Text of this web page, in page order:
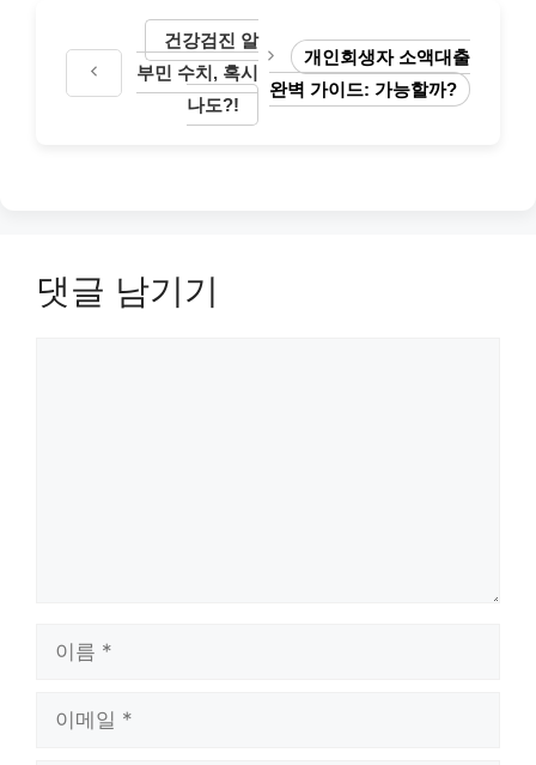
건강검진 알
부민 수치, 혹시
나도?!
개인회생자 소액대출
완벽 가이드: 가능할까?
댓글 남기기